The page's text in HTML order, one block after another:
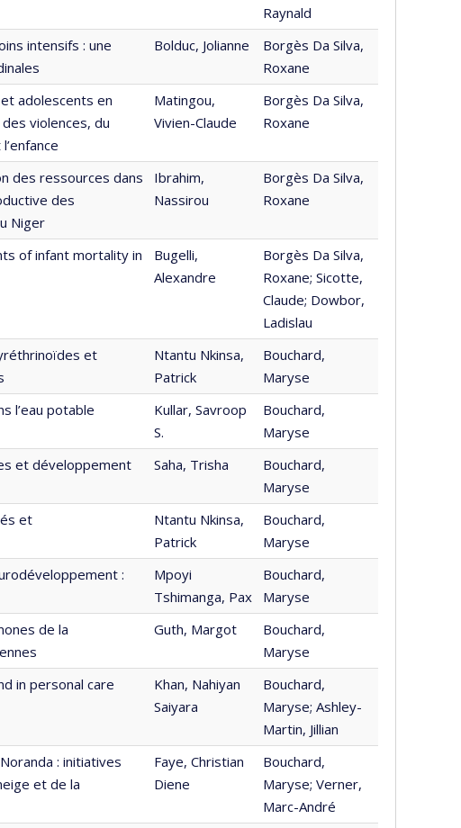
Raynald
intensifs : une
Bolduc, Jolianne
Borgès Da Silva,
Roxane
adolescents en
violences, du
Matingou,
Vivien-Claude
Borgès Da Silva,
Roxane
des ressources dans
des
Niger
Ibrahim,
Nassirou
Borgès Da Silva,
Roxane
of infant mortality in
Bugelli,
Alexandre
Borgès Da Silva,
Roxane; Sicotte,
Claude; Dowbor,
Ladislau
et
Ntantu Nkinsa,
Patrick
Bouchard,
Maryse
l’eau potable
Kullar, Savroop
S.
Bouchard,
Maryse
et développement
Saha, Trisha
Bouchard,
Maryse
et
Ntantu Nkinsa,
Patrick
Bouchard,
Maryse
:
Mpoyi
Tshimanga, Pax
Bouchard,
Maryse
de la
Guth, Margot
Bouchard,
Maryse
in personal care
Khan, Nahiyan
Saiyara
Bouchard,
Maryse; Ashley-
Martin, Jillian
: initiatives
et de la
Faye, Christian
Diene
Bouchard,
Maryse; Verner,
Marc-André